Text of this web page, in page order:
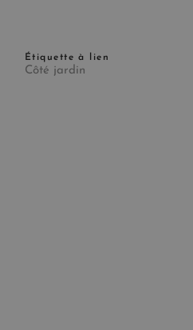
Étiquette à lien
Côté jardin